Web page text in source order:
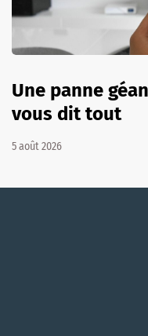
Une panne
vous dit tout
5 août 2026